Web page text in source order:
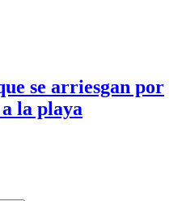
se arriesgan por
la playa